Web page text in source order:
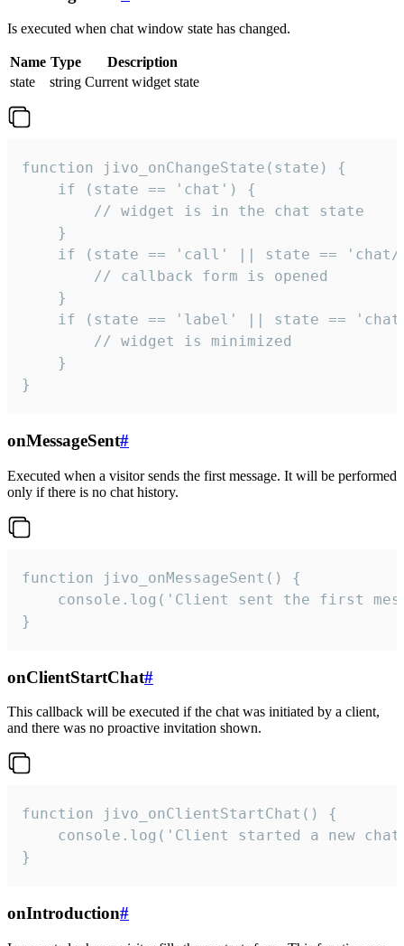
Is executed when chat window state has changed.
Name Type
Description
state
string Current widget state
function jivo_onChangeState(state) {
    if (state == 'chat') {
        // widget is in the chat state
    }
if (state == 'call' || state ==
        // callback form is opened
    }
if (state == 'label' || state ==
        // widget is minimized
    }
}
onMessageSent#
Executed when a visitor sends the first message. It will be performed
only if there is no chat history.
function jivo_onMessageSent() {
console.log('Client sent the first
}
onClientStartChat#
This callback will be executed if the chat was initiated by a client,
and there was no proactive invitation shown.
function jivo_onClientStartChat() {
console.log('Client started a new
}
onIntroduction#